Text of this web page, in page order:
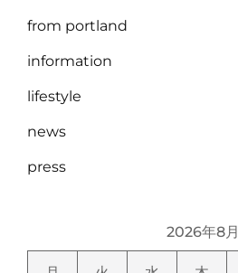
from portland
information
lifestyle
news
press
2026年8月